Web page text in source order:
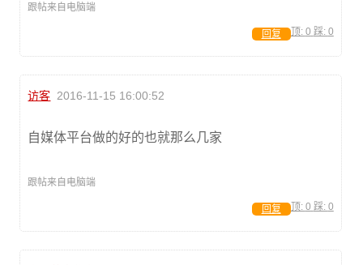
跟帖来自电脑端
顶: 0 踩: 0
回复
访客 2016-11-15 16:00:52
自媒体平台做的好的也就那么几家
跟帖来自电脑端
顶: 0 踩: 0
回复